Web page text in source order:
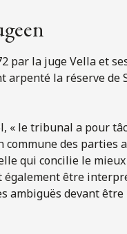
par la juge Vella et
la réserve de
« le tribunal a pour
des parties
qui concilie le
également être
ambiguës devant être